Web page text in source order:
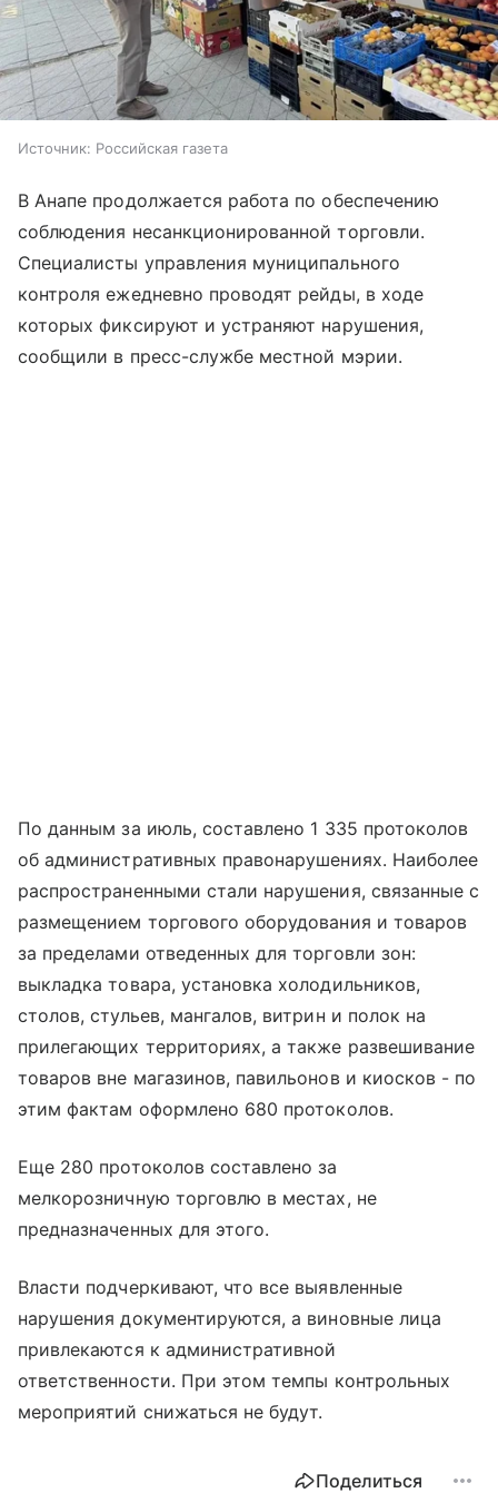
Источник: Российская газета
В Анапе продолжается работа по обеспечению
соблюдения несанкционированной торговли.
Специалисты управления муниципального
контроля ежедневно проводят рейды, в ходе
которых фиксируют и устраняют нарушения,
сообщили в пресс-службе местной мэрии.
По данным за июль, составлено 1 335 протоколов
об административных правонарушениях. Наиболее
распространенными стали нарушения, связанные с
размещением торгового оборудования и товаров
за пределами отведенных для торговли зон:
выкладка товара, установка холодильников,
столов, стульев, мангалов, витрин и полок на
прилегающих территориях, а также развешивание
товаров вне магазинов, павильонов и киосков - по
этим фактам оформлено 680 протоколов.
Еще 280 протоколов составлено за
мелкорозничную торговлю в местах, не
предназначенных для этого.
Власти подчеркивают, что все выявленные
нарушения документируются, а виновные лица
привлекаются к административной
ответственности. При этом темпы контрольных
мероприятий снижаться не будут.
Поделиться